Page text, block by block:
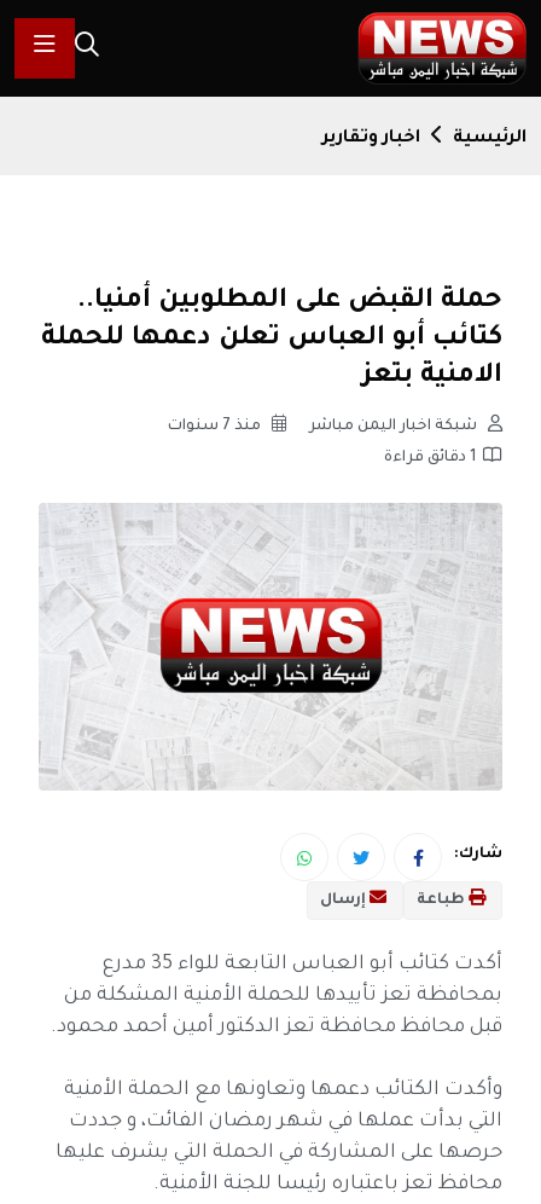
الرئيسية اخبار وتقارير
حملة القبض على المطلوبين أمنيا..
كتائب أبو العباس تعلن دعمها للحملة
الامنية بتعز
شبكة اخبار اليمن مباشر
منذ 7 سنوات
1 دقائق قراءة
شارك:
طباعة إرسال
أكدت كتائب أبو العباس التابعة للواء 35 مدرع
بمحافظة تعز تأييدها للحملة الأمنية المشكلة من
قبل محافظ محافظة تعز الدكتور أمين أحمد محمود.
وأكدت الكتائب دعمها وتعاونها مع الحملة الأمنية
التي بدأت عملها في شهر رمضان الفائت، و جددت
حرصها على المشاركة في الحملة التي يشرف عليها
محافظ تعز باعتباره رئيسا للجنة الأمنية.